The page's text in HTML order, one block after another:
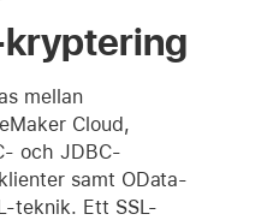
kryptering
mellan
Cloud,
och JDBC-
samt OData-
teknik. Ett SSL-